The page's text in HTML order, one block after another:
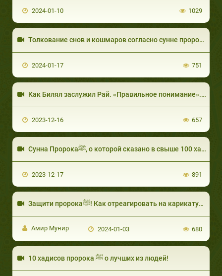
2024-01-10 1029
2024-01-17 751
Как Билял заслужил Рай. «Правильное понимание». Хадис 3 Шейх Ибрахим Дувейш
2023-12-16 657
Сунна Пророкаﷺ, о которой сказано в свыше 100 хадисах! Шейх Мухаммад Салих Мунаджид
2023-12-17 891
Защити пророкаﷺ! Как отреагировать на карикатуры? Бойкот Франции.
Амир Мунир 2024-01-03 680
10 хадисов пророка ﷺ о лучших из людей!